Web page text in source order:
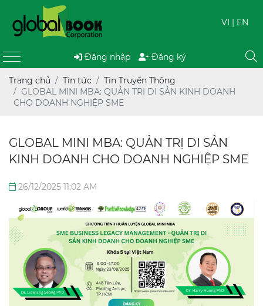
VI | EN
Đăng nhập Đăng ký
Trang chủ Tin tức
Tin Truyền Thông
GLOBAL MINI MBA: QUẢN TRỊ DI SẢN KINH DOANH
CHO DOANH NGHIỆP SME
GLOBAL MINI MBA: QUẢN TRỊ DI SẢN
KINH DOANH CHO DOANH NGHIỆP SME
26/12/2025 11:02 AM